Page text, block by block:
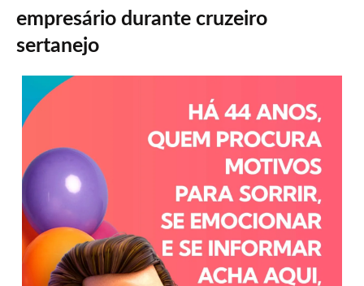
empresário durante cruzeiro
sertanejo